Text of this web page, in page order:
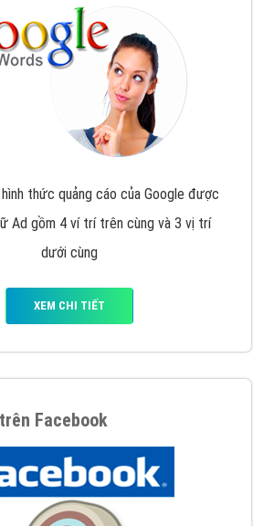
thức quảng cáo của Google được
Ad gồm 4 ví trí trên cùng và 3 vị trí
dưới cùng
XEM CHI TIẾT
Facebook